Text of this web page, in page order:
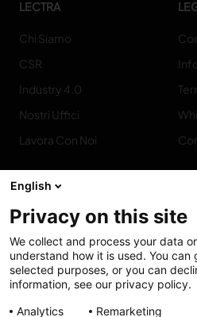
LECTRA
Chi Siamo
CSR
Industry 4.0
Nostri Uffici
Lavora Con Noi
Contatto
English
Privacy on this site
We collect and process your data
understand how it is used. You
selected purposes, or you can
information, see our privacy policy.
Analytics
Remarketing